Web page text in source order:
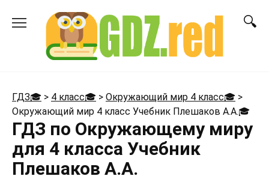
ГДЗ🎓 > 4 класс🎓 > Окружающий мир 4 класс🎓 >
Окружающий мир 4 класс Учебник Плешаков А.А.🎓
ГДЗ по Окружающему миру
для 4 класса Учебник
Плешаков А.А.